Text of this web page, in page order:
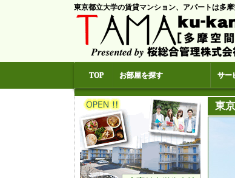
東京都立大学の賃貸マンション、アパートは多
TOP お部屋を探す サー
東